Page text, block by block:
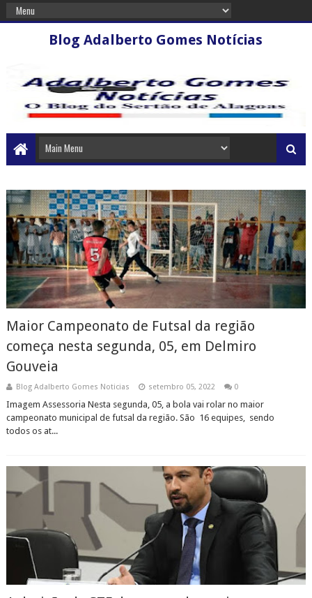
Blog Adalberto Gomes Notícias
Maior Campeonato de Futsal da região
começa nesta segunda, 05, em Delmiro
Gouveia
Blog Adalberto Gomes Noticias setembro 05, 2022 0
Imagem Assessoria Nesta segunda, 05, a bola vai rolar no maior
campeonato municipal de futsal da região. São 16 equipes, sendo
todos os at...